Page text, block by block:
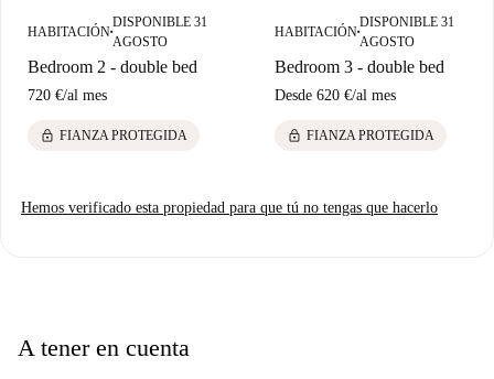
Escuela de Negocios Aristeo cerca. No pierda esta magnífica oportunidad
de alquiler en el corazón de Madrid.
HABITACIÓN■
DISPONIBLE 31
AGOSTO
Bedroom 2 - double bed
720 €/al mes
lock FIANZA PROTEGIDA
HABITACIÓN■
DISPONIBLE 31
AGOSTO
Bedroom 3 - double bed
Desde 620 €/al mes
lock FIANZA PROTEGIDA
Hemos verificado esta propiedad para que tú no tengas que hacerlo
A tener en cuenta